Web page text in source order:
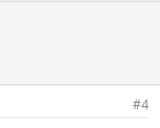
#4